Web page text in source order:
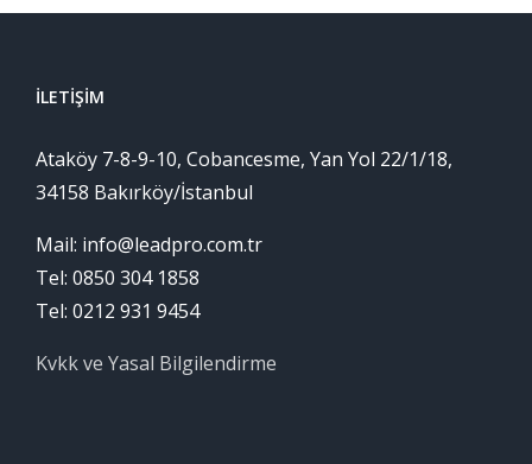
İLETIŞIM
Ataköy 7-8-9-10, Cobancesme, Yan Yol 22/1/18,
34158 Bakırköy/İstanbul
Mail: info@leadpro.com.tr
Tel: 0850 304 1858
Tel: 0212 931 9454
Kvkk ve Yasal Bilgilendirme